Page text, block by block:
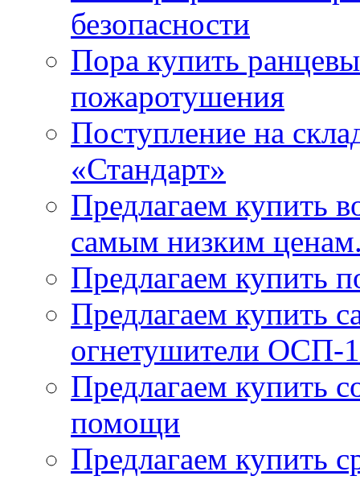
безопасности
Пора купить
пожаротушения
Поступление на
«Стандарт»
Предлагаем купить
самым низким
Предлагаем купить
Предлагаем купить
огнетушители
Предлагаем купить
помощи
Предлагаем купить